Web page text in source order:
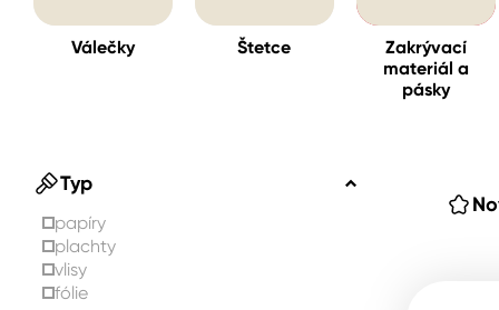
Válečky Štetce
Zakrývací
materiál a
pásky
Typ
papíry
plachty
vlisy
fólie